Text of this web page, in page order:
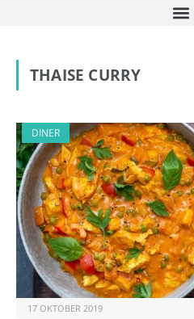
THAISE CURRY
DINER
17 OKTOBER 2019